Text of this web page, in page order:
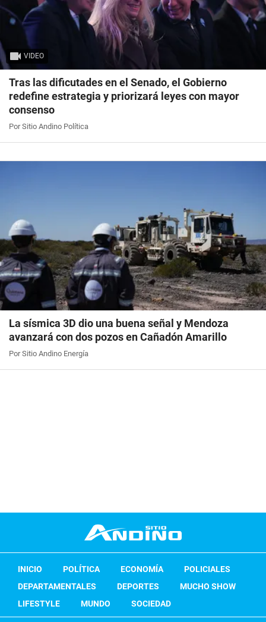
VIDEO
Tras las dificutades en el Senado, el Gobierno
redefine estrategia y priorizará leyes con mayor
consenso
Por Sitio Andino Política
La sísmica 3D dio una buena señal y Mendoza
avanzará con dos pozos en Cañadón Amarillo
Por Sitio Andino Energía
INICIO POLÍTICA ECONOMÍA
POLICIALES
DEPARTAMENTALES
DEPORTES
MUCHO SHOW
LIFESTYLE
MUNDO SOCIEDAD